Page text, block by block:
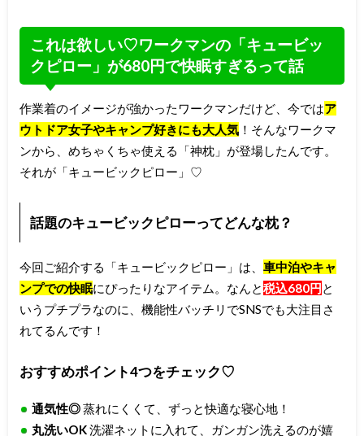
これは欲しい♡ワークマンの「キュービッ
クピロー」が680円で快眠すぎるって話
作業着のイメージが強かったワークマンだけど、今ではア
ウトドア女子やキャンプ好きにも大人気！そんなワークマ
ンから、めちゃくちゃ使える「神枕」が登場したんです。
それが「キュービックピロー」♡
話題のキュービックピローってどんな枕？
今回ご紹介する「キュービックピロー」は、 車中泊やキャ
ンプでの快眠にぴったりなアイテム。なんと税込680円と
いうプチプラなのに、機能性バッチリでSNSでも大注目さ
れてるんです！
おすすめポイント4つをチェック♡
通気性◎蒸れにくくて、ずっと快適な寝心地！
丸洗いOK洗濯ネットに入れて、ガンガン洗えるのが嬉